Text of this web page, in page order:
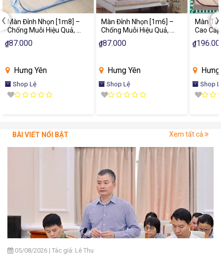
Màn Đỉnh Nhọn [1m8] –
Chống Muỗi Hiệu Quả, Bảo
Vệ Giấc Ngủ
₫87.000
Hưng Yên
Shop Lệ
Màn Đỉnh Nhọn [1m6] –
Chống Muỗi Hiệu Quả, Bảo
Vệ Giấc Ngủ
₫87.000
Hưng Yên
Shop Lệ
Màn Tự
Cao
Chống
Bảo Vệ
₫
Shop
‹ ›
BÀI VIẾT NỔI BẬT Xem tất cả
05/08/2026 | Tác giả: Lê Thu